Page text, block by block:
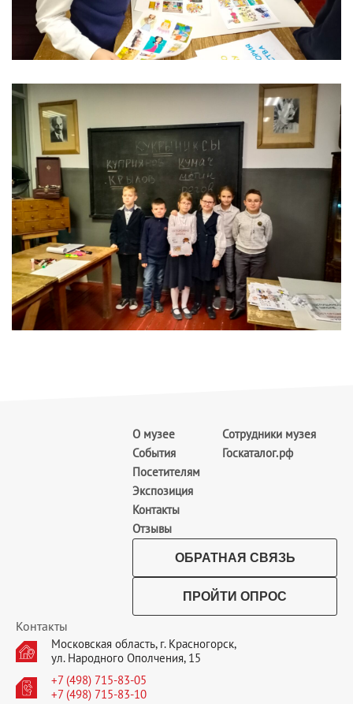
О музее
События
Посетителям
Экспозиция
Контакты
Отзывы
Сотрудники музея
Госкаталог.рф
ОБРАТНАЯ СВЯЗЬ
ПРОЙТИ ОПРОС
Контакты
Московская область, г. Красногорск,
ул. Народного Ополчения, 15
+7 (498) 715-83-05
+7 (498) 715-83-10